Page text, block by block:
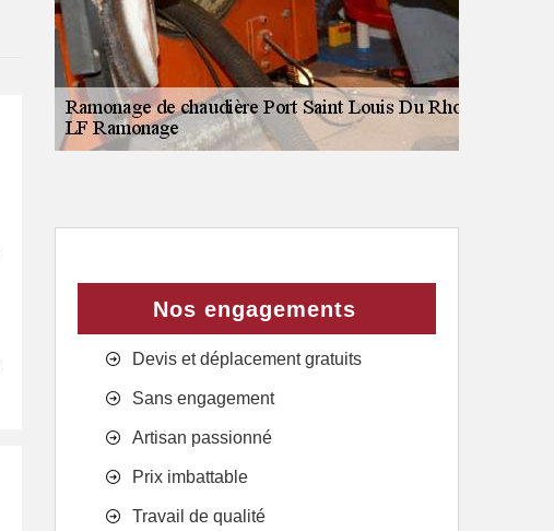
Nos engagements
Devis et déplacement gratuits
Sans engagement
Artisan passionné
Prix imbattable
Travail de qualité